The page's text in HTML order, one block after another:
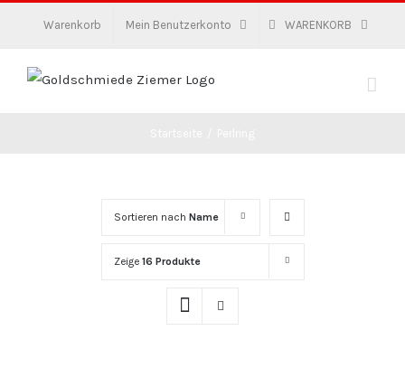
Warenkorb Mein Benutzerkonto WARENKORB
Sortieren nach Name
Zeige 16 Produkte